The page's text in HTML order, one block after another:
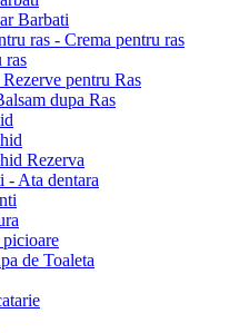
Barbati
ras - Crema pentru ras
ras
pentru Ras
dupa Ras
Rezerva
- Ata dentara
de Toaleta